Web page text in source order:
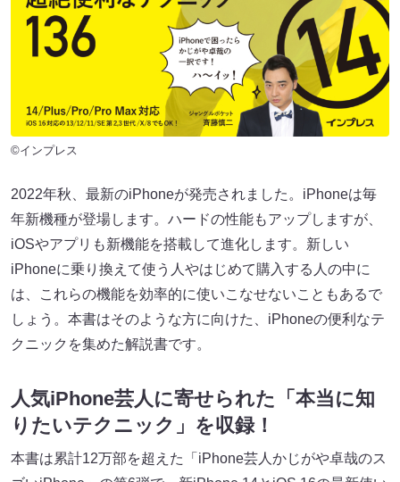
©インプレス
2022年秋、最新のiPhoneが発売されました。iPhoneは毎
年新機種が登場します。ハードの性能もアップしますが、
iOSやアプリも新機能を搭載して進化します。新しい
iPhoneに乗り換えて使う人やはじめて購入する人の中に
は、これらの機能を効率的に使いこなせないこともあるで
しょう。本書はそのような方に向けた、iPhoneの便利なテ
クニックを集めた解説書です。
人気iPhone芸人に寄せられた「本当に知
りたいテクニック」を収録！
本書は累計12万部を超えた「iPhone芸人かじがや卓哉のス